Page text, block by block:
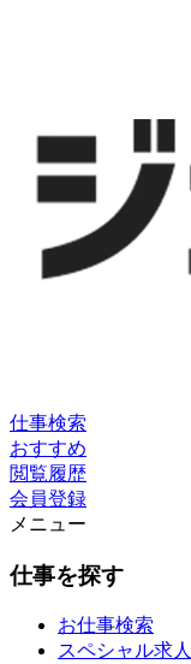
仕事検索
おすすめ
閲覧履歴
会員登録
メニュー
仕事を探す
お仕事検索
スペシャル求人